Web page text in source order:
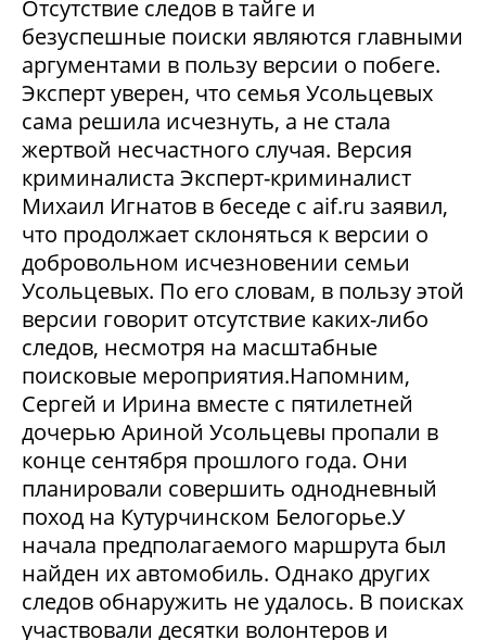
Отсутствие следов в тайге и
безуспешные поиски являются главными
аргументами в пользу версии о побеге.
Эксперт уверен, что семья Усольцевых
сама решила исчезнуть, а не стала
жертвой несчастного случая. Версия
криминалиста Эксперт-криминалист
Михаил Игнатов в беседе с aif.ru заявил,
что продолжает склоняться к версии о
добровольном исчезновении семьи
Усольцевых. По его словам, в пользу этой
версии говорит отсутствие каких-либо
следов, несмотря на масштабные
поисковые мероприятия.Напомним,
Сергей и Ирина вместе с пятилетней
дочерью Ариной Усольцевы пропали в
конце сентября прошлого года. Они
планировали совершить однодневный
поход на Кутурчинском Белогорье.У
начала предполагаемого маршрута был
найден их автомобиль. Однако других
следов обнаружить не удалось. В поисках
участвовали десятки волонтеров и